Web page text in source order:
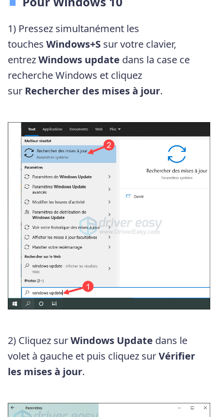
1) Pressez simultanément les
touches Windows+S sur votre clavier,
entrezWindows update dans la case ce
recherche Windows et cliquez
sur Rechercher des mises à jour.
2) Cliquez surWindows Update dans le
volet à gauche et puis cliquez surVérifier
les mises à jour.